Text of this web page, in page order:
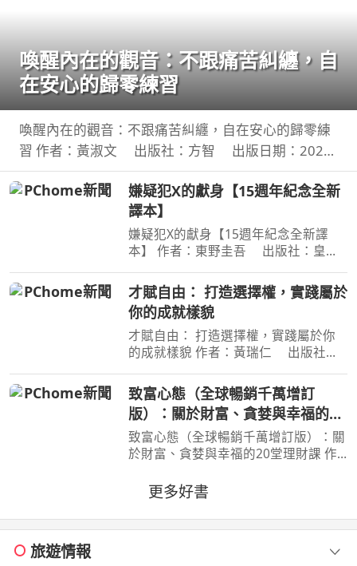
喚醒內在的觀音：不跟痛苦糾纏，自
在安心的歸零練習
喚醒內在的觀音：不跟痛苦糾纏，自在安心的歸零練
習 作者：黃淑文 出版社：方智 出版日期：2026-
08-01 00:00:00 ＜內容簡介＞ 你認識真正的觀音嗎？
你願成為自己的觀音，接住生命中的一切嗎？ 真正的
嫌疑犯X的獻身【15週年紀念全新
譯本】
嫌疑犯X的獻身【15週年紀念全新譯
本】 作者：東野圭吾 出版社：皇冠
00:00:00 有一種愛情，永遠不會說出
「我愛妳」， 卻比任何關係都更刻骨
銘心…… 東野圭吾：在本格推理的
才賦自由： 打造選擇權，實踐屬於
你的成就樣貌
才賦自由： 打造選擇權，實踐屬於你
的成就樣貌 作者：黃瑞仁 出版社：
2026-08-01 00:00:00 【本書簡介】 ◎
擺脫盲目耗竭的斜槓陷阱，將個人專長
系統化整合，打造可被
致富心態（全球暢銷千萬增訂
版）：關於財富、貪婪與幸福的20
堂理財課
致富心態（全球暢銷千萬增訂版）：關
於財富、貪婪與幸福的20堂理財課 作
文 林俊宏 出版社：天下文化出版社
出版日期：2026-02-02 00:00:00 特
別收錄２篇彩蛋加碼
更多好書
旅遊情報